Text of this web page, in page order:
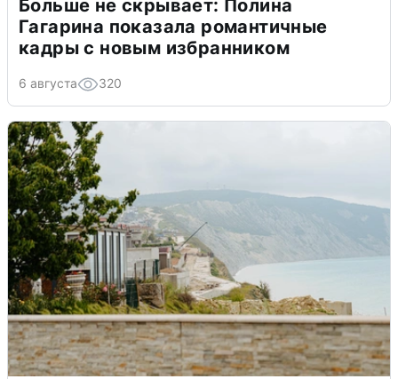
Больше не скрывает: Полина
Гагарина показала романтичные
кадры с новым избранником
6 августа 320